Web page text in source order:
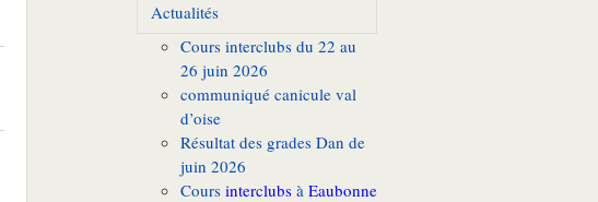
Actualités
Cours interclubs du 22 au
26 juin 2026
communiqué canicule val
d’oise
Résultat des grades Dan de
juin 2026
Cours interclubs à Eaubonne